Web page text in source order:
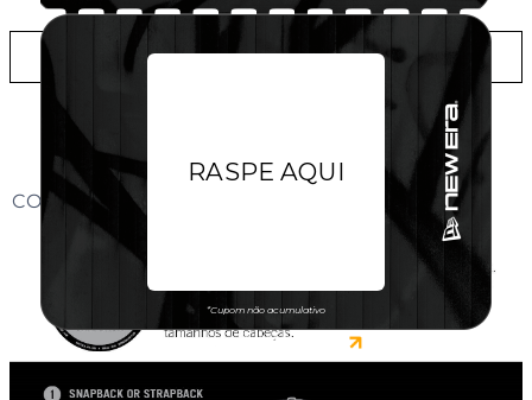
ADICIONAR A LISTA DE DESEJOS
CONHEÇA O MODELO DO BONÉ